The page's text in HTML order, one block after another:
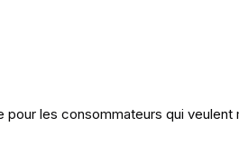
les consommateurs qui